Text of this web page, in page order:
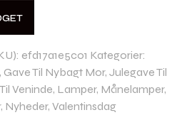
efd17a1e5c01 Kategorier:
, Gave Til Nybagt Mor, Julegave Til
Veninde, Lamper, Månelamper,
, Nyheder, Valentinsdag